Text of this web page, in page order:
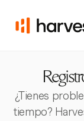
¿Tienes
tiempo?